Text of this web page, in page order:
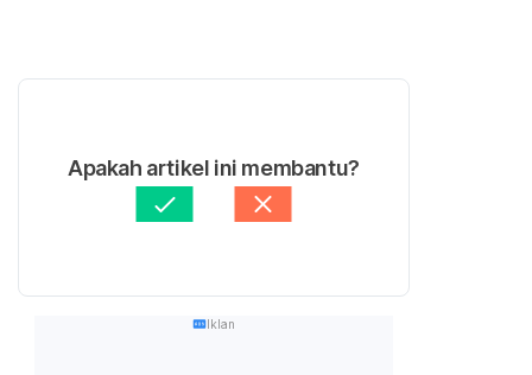
Apakah artikel ini membantu?
Iklan